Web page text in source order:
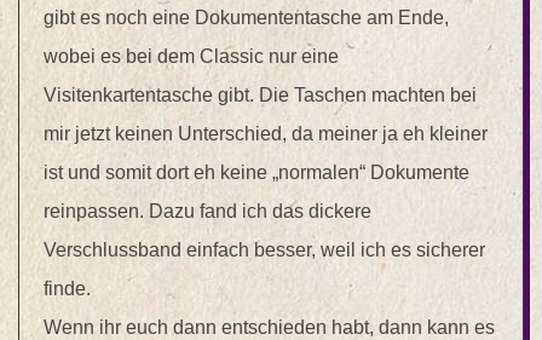
gibt es noch eine Dokumententasche am Ende,
wobei es bei dem Classic nur eine
Visitenkartentasche gibt. Die Taschen machten bei
mir jetzt keinen Unterschied, da meiner ja eh kleiner
ist und somit dort eh keine „normalen“ Dokumente
reinpassen. Dazu fand ich das dickere
Verschlussband einfach besser, weil ich es sicherer
finde.
Wenn ihr euch dann entschieden habt, dann kann es